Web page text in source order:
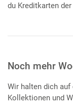
du Kreditkarten
Noch mehr
Wir halten dich auf
Kollektionen und